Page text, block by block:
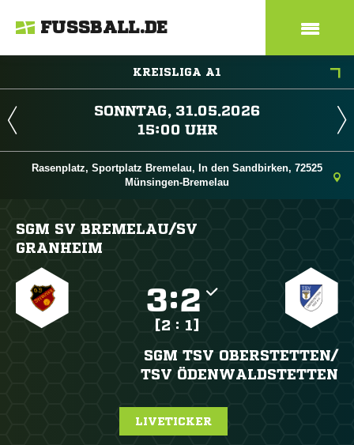
FUSSBALL.DE
KREISLIGA A1
 
 
Rasenplatz, Sportplatz Bremelau, In den Sandbirken, 72525
Münsingen-Bremelau
SGM SV BREMELAU/​SV
GRANHEIM
:
[2 : 1]
SGM TSV OBERSTETTEN/​
TSV ÖDENWALDSTETTEN
LIVETICKER